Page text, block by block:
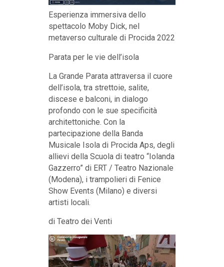
Esperienza immersiva dello
spettacolo Moby Dick, nel
metaverso culturale di Procida 2022
Parata per le vie dell’isola
La Grande Parata attraversa il cuore
dell’isola, tra strettoie, salite,
discese e balconi, in dialogo
profondo con le sue specificità
architettoniche. Con la
partecipazione della Banda
Musicale Isola di Procida Aps, degli
allievi della Scuola di teatro “Iolanda
Gazzerro” di ERT / Teatro Nazionale
(Modena), i trampolieri di Fenice
Show Events (Milano) e diversi
artisti locali.
di Teatro dei Venti